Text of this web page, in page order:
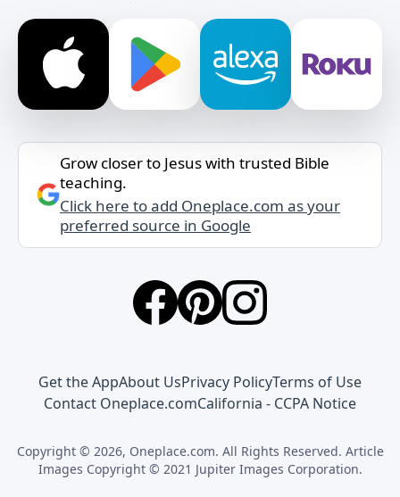
Grow closer to Jesus with trusted Bible
teaching.
Click here to add Oneplace.com as your
preferred source in Google
Get the AppAbout UsPrivacy PolicyTerms of Use
Contact Oneplace.comCalifornia - CCPA Notice
Copyright © 2026, Oneplace.com. All Rights Reserved. Article
Images Copyright © 2021 Jupiter Images Corporation.